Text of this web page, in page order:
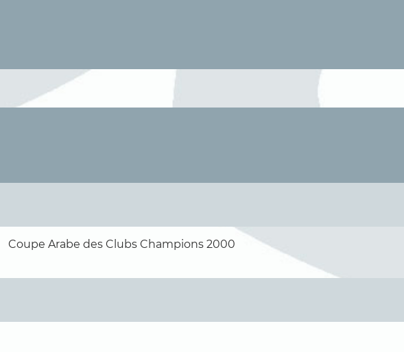
Coupe Arabe des Clubs Champions 2000